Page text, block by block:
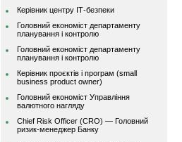
Керівник центру ІТ-безпеки
Головний економіст департаменту
планування і контролю
Головний економіст департаменту
планування і контролю
Керівник проєктів і програм (small
business product owner)
Головний економіст Управління
валютного нагляду
Chief Risk Officer (CRO) — Головний
ризик-менеджер Банку